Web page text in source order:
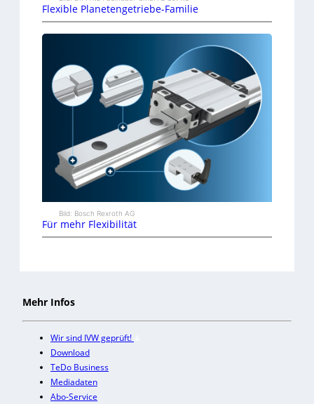
Flexible Planetengetriebe-Familie
Bild: Bosch Rexroth AG
Für mehr Flexibilität
Mehr Infos
Wir sind IVW geprüft!
Download
TeDo Business
Mediadaten
Abo-Service